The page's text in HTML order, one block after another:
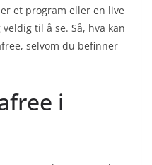
et program eller en live
til å se. Så, hva kan
selvom du befinner
i